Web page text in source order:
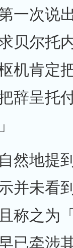
一次说
贝尔托
机肯定
辞呈托
然地提
并未看
称之为
已牵涉